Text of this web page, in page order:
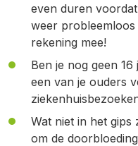
even duren
weer
rekening mee!
Ben je nog geen
een van je ouders
Wat niet in het gips
om de